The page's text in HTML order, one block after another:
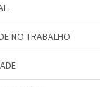
NO TRABALHO